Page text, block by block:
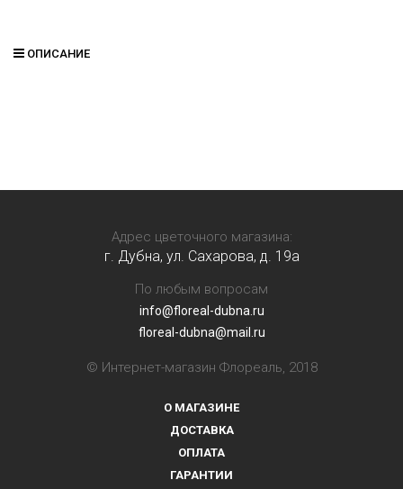
ОПИСАНИЕ
Адрес цветочного магазина:
г. Дубна, ул. Сахарова, д. 19a
По любым вопросам
info@floreal-dubna.ru
floreal-dubna@mail.ru
© Интернет-магазин Флореаль, 2018
О МАГАЗИНЕ
ДОСТАВКА
ОПЛАТА
ГАРАНТИИ